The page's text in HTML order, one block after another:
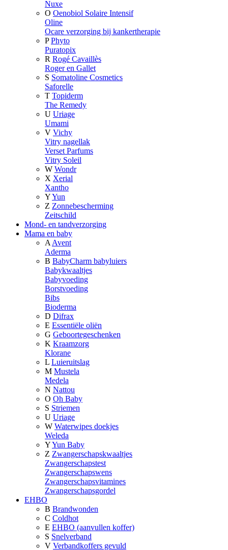
Nuxe
O Oenobiol Solaire Intensif
Oline
Ocare verzorging bij kankertherapie
P Phyto
Puratopix
R Rogé Cavaillès
Roger en Gallet
S Somatoline Cosmetics
Saforelle
T Topiderm
The Remedy
U Uriage
Umami
V Vichy
Vitry nagellak
Verset Parfums
Vitry Soleil
W Wondr
X Xerial
Xantho
YYun
Z Zonnebescherming
Zeitschild
Mond- en tandverzorging
Mama en baby
A Avent
Aderma
B BabyCharm babyluiers
Babykwaaltjes
Babyvoeding
Borstvoeding
Bibs
Bioderma
D Difrax
E Essentiële oliën
G Geboortegeschenken
K Kraamzorg
Klorane
L Luieruitslag
M Mustela
Medela
N Nattou
O Oh Baby
S Striemen
U Uriage
W Waterwipes doekjes
Weleda
YYun Baby
Z Zwangerschapskwaaltjes
Zwangerschapstest
Zwangerschapswens
Zwangerschapsvitamines
Zwangerschapsgordel
EHBO
B Brandwonden
C Coldhot
E EHBO (aanvullen koffer)
S Snelverband
V Verbandkoffers gevuld